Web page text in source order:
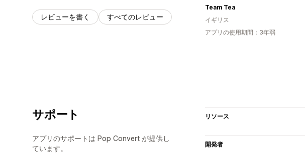
レビューを書く すべてのレビュー
Team Tea
イギリス
アプリの使用期間：3年弱
サポート
アプリのサポートは Pop Convert が提供し
ています。
リソース
開発者